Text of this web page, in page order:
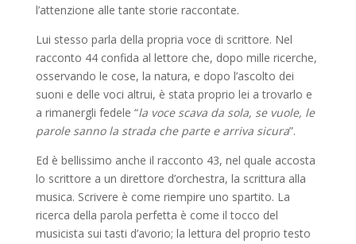
l’attenzione alle tante storie raccontate.
Lui stesso parla della propria voce di scrittore. Nel
racconto 44 confida al lettore che, dopo mille ricerche,
osservando le cose, la natura, e dopo l’ascolto dei
suoni e delle voci altrui, è stata proprio lei a trovarlo e
a rimanergli fedele “la voce scava da sola, se vuole, le
parole sanno la strada che parte e arriva sicura”.
Ed è bellissimo anche il racconto 43, nel quale accosta
lo scrittore a un direttore d’orchestra, la scrittura alla
musica. Scrivere è come riempire uno spartito. La
ricerca della parola perfetta è come il tocco del
musicista sui tasti d’avorio; la lettura del proprio testo